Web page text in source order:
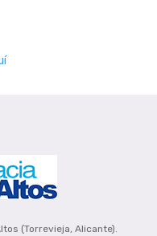
(Torrevieja, Alicante).